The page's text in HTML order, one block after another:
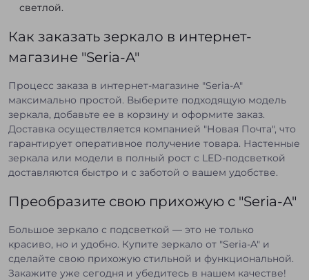
светлой.
Как заказать зеркало в интернет-
магазине "Seria-A"
Процесс заказа в интернет-магазине "Seria-A"
максимально простой. Выберите подходящую модель
зеркала, добавьте ее в корзину и оформите заказ.
Доставка осуществляется компанией "Новая Почта", что
гарантирует оперативное получение товара. Настенные
зеркала или модели в полный рост с LED-подсветкой
доставляются быстро и с заботой о вашем удобстве.
Преобразите свою прихожую с "Seria-A"
Большое зеркало с подсветкой — это не только
красиво, но и удобно. Купите зеркало от "Seria-A" и
сделайте свою прихожую стильной и функциональной.
Закажите уже сегодня и убедитесь в нашем качестве!